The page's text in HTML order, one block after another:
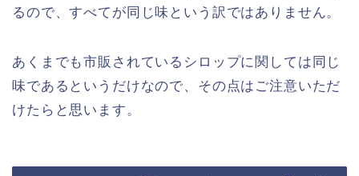
るので、すべてが同じ味という訳ではありません。
あくまでも市販されているシロップに関しては同じ
味であるというだけなので、その点はご注意いただ
けたらと思います。